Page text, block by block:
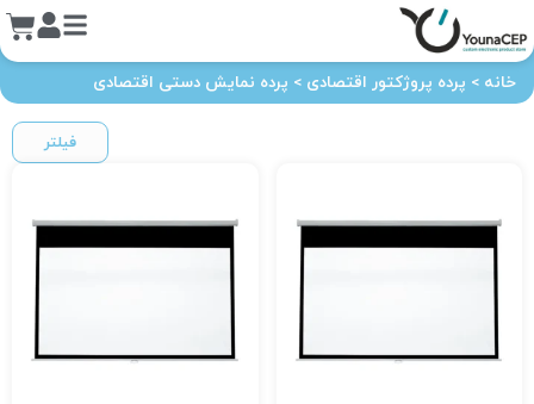
خانه > پرده پروژکتور اقتصادی > پرده نمایش دستی اقتصادی
فیلتر